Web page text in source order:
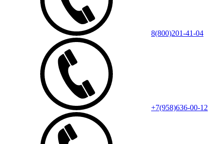
8(800)201-41-04
+7(958)636-00-12